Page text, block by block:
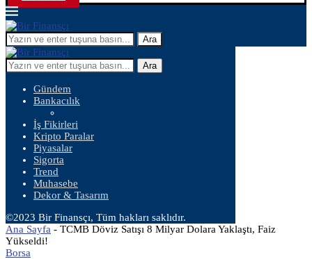
Ara
Ara
Gündem
Bankacılık
İş Fikirleri
Kripto Paralar
Piyasalar
Sigorta
Trend
Muhasebe
Dekor & Tasarım
©2023 Bir Finansçı, Tüm hakları saklıdır.
Ana Sayfa - TCMB Döviz Satışı 8 Milyar Dolara Yaklaştı, Faiz
Yükseldi!
Borsa